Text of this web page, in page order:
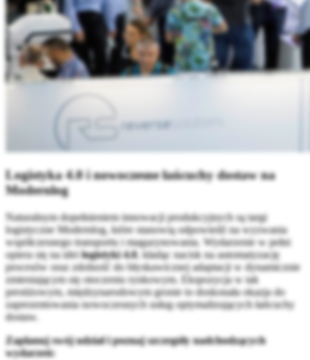
Logistyka 4.0 i nowoczesne łańcuchy dostaw na
Modernlog
Naturalnym dopełnieniem innowacji produkcyjnych są targi
logistyczne Modernlog, które stanowią odpowiedź na wyzwania
współczesnego transportu i magazynowania. Wydarzenie w pełni
opiera się na ideilogistyki 4.0, kładąc nacisk na automatyzację
procesów oraz zdolność do błyskawicznej adaptacji w dynamicznie
zmieniającym się otoczeniu rynkowym. Ekspozycja w tak
prestiżowym, międzynarodowym gronie to doskonała okazja do
zaprezentowania nowoczesnych usług optymalizujących łańcuchy
dostaw.
Zaplanuj swój udział i poznaj szczegóły nadchodzących
wydarzeń: